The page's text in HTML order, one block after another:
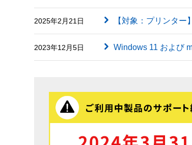
2025年2月21日 【対象：プリンタ
2023年12月5日 Windows 11 および